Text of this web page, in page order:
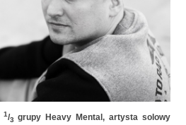
1/3 grupy Heavy Mental, artysta solowy